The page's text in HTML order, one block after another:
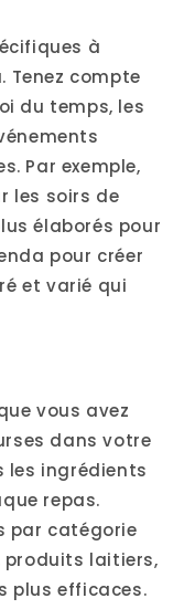
à
Tenez compte
du temps, les
Par exemple,
les soirs de
élaborés pour
pour créer
et varié qui
vous avez
dans votre
les ingrédients
repas.
par catégorie
produits laitiers,
plus efficaces.